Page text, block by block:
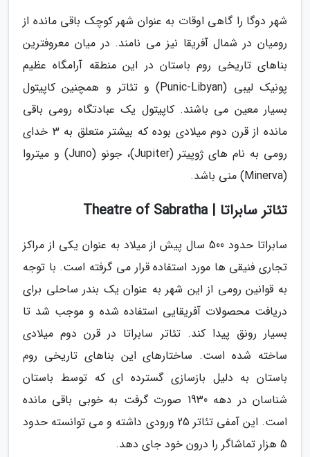
شهر دوگا را گاهی اوقات به عنوان شهر کوچک باقی مانده از
رومیان در شمال آفریقا نیز می نامند. در میان معروفترین
بناهای تاریخی روم باستان در این منطقه آرامگاه عظیم
پونیک لیبی (Punic-Libyan) و تئاتر و همچنین کاپیتول
بسیار معین می باشند. کاپیتول یک عبادتگاه رومی باقی
مانده از قرن دوم میلادی بوده که بیشتر متعلق به 3 خدای
رومی به نام های ژوپیتر (Jupiter)، جونو (Juno) و میتروا
(Minerva) منی باشد.
تئاتر سابراتا | Theatre of Sabratha
سابراتا حدود 500 سال پیش از میلاد به عنوان یکی از مراکز
تجاری فنیقی ها مورد استفاده قرار می گرفته است. با توجه
به قوانین رومی از این شهر به عنوان یک بندر ساحلی برای
دریافت محصولات آفریقایی استفاده شده و موجب شد تا
بسیار رونق پیدا کند. تئاتر سابراتا در قرن دوم میلادی
ساخته شده است. ساختارهای این بناهای تاریخی روم
باستان به دلیل بازسازی گسترده ای که توسط باستان
شناسان در دهه 1930 صورت گرفت به خوبی باقی مانده
است. این آمفی تئاتر 25 ورودی داشته و می توانسته حدود
5 هزار تماشاگر را درون خود جای دهد.